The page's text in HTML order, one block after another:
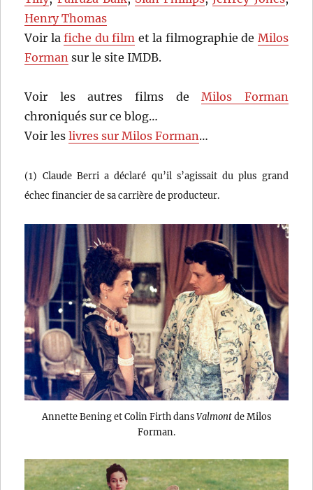
Henry Thomas
Voir lafiche du film et la filmographie de Milos
Forman sur le site IMDB.
Voir les autres films deMilos Forman
chroniqués sur ce blog…
Voir leslivres sur Milos Forman…
(1) Claude Berri a déclaré qu’il s’agissait du plus grand
échec financier de sa carrière de producteur.
Annette Bening et Colin Firth dansValmontde Milos
Forman.